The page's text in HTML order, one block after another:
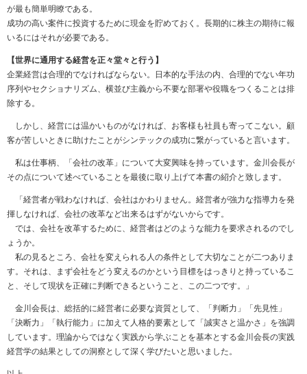
が最も簡単明瞭である。
成功の高い案件に投資するために現金を貯めておく。長期的に株主の期待に報
いるにはそれが必要である。
【世界に通用する経営を正々堂々と行う】
企業経営は合理的でなければならない。日本的な手法の内、合理的でない年功
序列やセクショナリズム、横並び主義から不要な部署や役職をつくることは排
除する。
しかし、経営には温かいものがなければ、お客様も社員も寄ってこない。顧
客が苦しいときに助けたことがシンテックの成功に繋がっていると言います。
私は仕事柄、「会社の改革」について大変興味を持っています。金川会長が
その点について述べていることを最後に取り上げて本書の紹介と致します。
「経営者が戦わなければ、会社はかわりません。経営者が強力な指導力を発
揮しなければ、会社の改革など出来るはずがないからです。
では、会社を改革するために、経営者はどのような能力を要求されるのでし
ょうか。
私の見るところ、会社を変えられる人の条件として大切なことが二つありま
す。それは、まず会社をどう変えるのかという目標をはっきりと持っているこ
と、そして現状を正確に判断できるということ、この二つです。」
金川会長は、総括的に経営者に必要な資質として、「判断力」「先見性」
「決断力」「執行能力」に加えて人格的要素として「誠実さと温かさ」を強調
しています。理論からではなく実践から学ぶことを基本とする金川会長の実践
経営学の結果としての洞察として深く学びたいと思いました。